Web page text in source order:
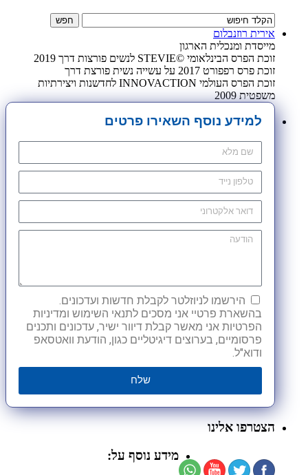
אירית רוזנבלום
מייסדת ומנכלית הארגון
זוכת הפרס הבינלאומי ©STEVIE לנשים פורצות דרך 2019
זוכת פרס רפפורט 2017 על עשייה נשית פורצת דרך
זוכת הפרס העולמי INNOVACTION לחדשנות ויצירתיות
משפטית 2009
למידע נוסף השאירו פרטים
הירשמו לניוזלטר לקבלת חדשות ועדכונים.
בהשארת פרטיי אני מסכים לתנאי השימוש ומדיניות
הפרטיות אני מאשר קבלת דיוור ישיר, עדכונים ותכנים
פרסומיים, בערוצים דיגיטליים כגון, הודעת וואטסאפ
ודוא"ל.
שלח
הצטרפו אלינו
מידע נוסף על: